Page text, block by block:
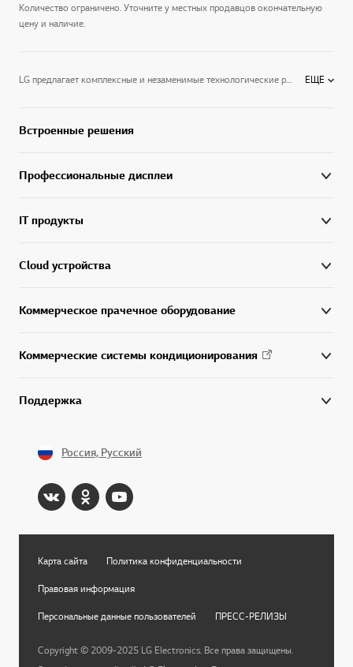
Количество ограничено. Уточните у местных продавцов окончательную
цену и наличие.
LG предлагает комплексные и незаменимые технологические решения с использованием новейших цифровых продуктов и функций, адаптированных к конкретным требованиям коммерческой среды. ЕЩЕ
Встроенные решения
Профессиональные дисплеи
IT продукты
Cloud устройства
Коммерческое прачечное оборудование
Коммерческие системы кондиционирования
Поддержка
Россия, Русский
Карта сайта Политика конфиденциальности
Правовая информация
Персональные данные пользователей ПРЕСС-РЕЛИЗЫ
Copyright © 2009-2025 LG Electronics. Все права защищены.